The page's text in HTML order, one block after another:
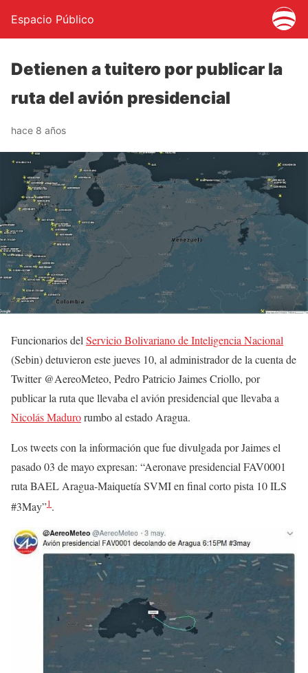
Espacio Público
Detienen a tuitero por publicar la
ruta del avión presidencial
hace 8 años
Funcionarios del Servicio Bolivariano de Inteligencia Nacional
(Sebin) detuvieron este jueves 10, al administrador de la cuenta de
Twitter @AereoMeteo, Pedro Patricio Jaimes Criollo, por
publicar la ruta que llevaba el avión presidencial que llevaba a
Nicolás Madurorumbo al estado Aragua.
Los tweets con la información que fue divulgada por Jaimes el
pasado 03 de mayo expresan: “Aeronave presidencial FAV0001
ruta BAEL Aragua-Maiquetía SVMI en final corto pista 10 ILS
#3May”1.